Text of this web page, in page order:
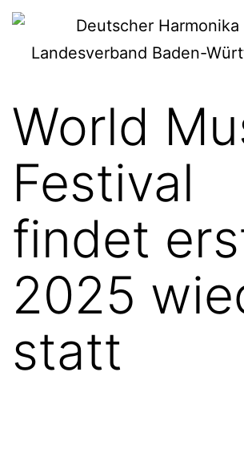
Zum
Deutscher
Harmonika-
World
Festival
findet
2025
statt